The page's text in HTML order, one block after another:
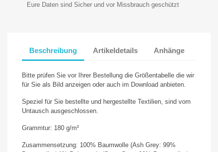
Eure Daten sind Sicher und vor Missbrauch geschützt
Beschreibung Artikeldetails Anhänge
Bitte prüfen Sie vor Ihrer Bestellung die Größentabelle die wir
für Sie als Bild anzeigen oder auch im Download anbieten.
Speziel für Sie bestellte und hergestellte Textilien, sind vom
Untausch ausgeschlossen.
Grammtur: 180 g/m²
Zusammensetzung: 100% Baumwolle (Ash Grey: 99%